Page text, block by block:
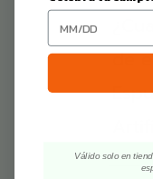
de
Válido solo en